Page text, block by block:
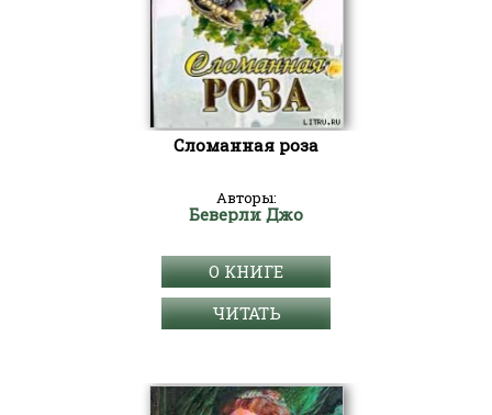
Сломанная роза
Авторы:
Беверли Джо
О КНИГЕ
ЧИТАТЬ